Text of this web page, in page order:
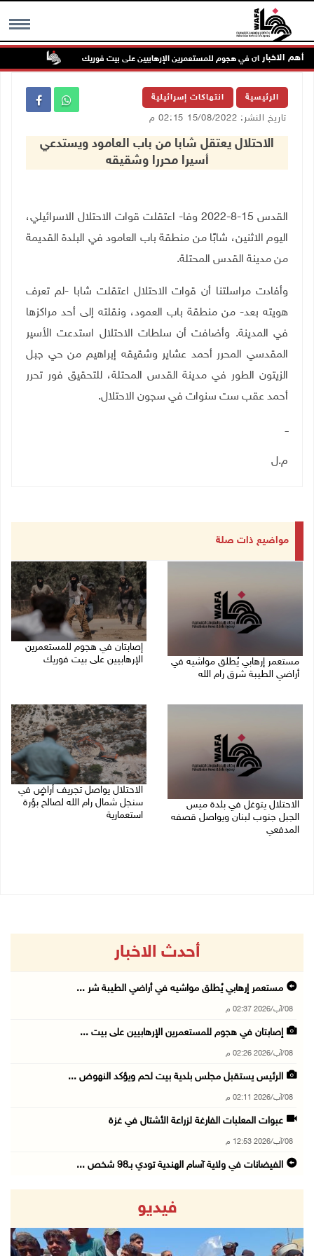
MENU أهم الاخبارإصابتان في هجوم للمستعمرين الإرهابيين على بيت فوريك
الرئيسية انتهاكات إسرائيلية
تاريخ النشر: 15/08/2022 02:15 م
‎الاحتلال يعتقل شابا من باب العامود ويستدعي
أسيرا محررا وشقيقه
القدس 15-8-2022 وفا- اعتقلت قوات الاحتلال الاسرائيلي،
اليوم الاثنين، شابًا من منطقة باب العامود في البلدة القديمة
من مدينة القدس المحتلة.
وأفادت مراسلتنا أن قوات الاحتلال اعتقلت شابا -لم تعرف
هويته بعد- من منطقة باب العمود، ونقلته إلى أحد مراكزها
في المدينة. وأضافت أن سلطات الاحتلال استدعت الأسير
المقدسي المحرر أحمد عشاير وشقيقه إبراهيم من حي جبل
الزيتون الطور في مدينة القدس المحتلة، للتحقيق فور تحرر
أحمد عقب ست سنوات في سجون الاحتلال.‎
ــ
م.ل
مواضيع ذات صلة
مستعمر إرهابي يُطلق مواشيه في
أراضي الطيبة شرق رام الله
إصابتان في هجوم للمستعمرين
الإرهابيين على بيت فوريك
الاحتلال يتوغل في بلدة ميس
الجبل جنوب لبنان ويواصل قصفه
المدفعي
الاحتلال يواصل تجريف أراضٍ في
سنجل شمال رام الله لصالح بؤرة
استعمارية
أحدث الاخبار
مستعمر إرهابي يُطلق مواشيه في أراضي الطيبة شر ...
08/آب/2026 02:37 م
إصابتان في هجوم للمستعمرين الإرهابيين على بيت ...
08/آب/2026 02:26 م
الرئيس يستقبل مجلس بلدية بيت لحم ويؤكد النهوض ...
08/آب/2026 02:11 م
عبوات المعلبات الفارغة لزراعة الأشتال في غزة
08/آب/2026 12:53 م
الفيضانات في ولاية آسام الهندية تودي بـ98 شخص ...
الاحتلال يتوغل في بلدة ميس الجبل جنوب لبنان و ...
08/آب/2026 12:39 م
فيديو